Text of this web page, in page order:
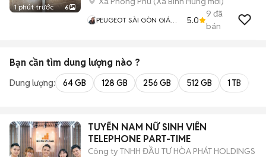
1 phút trước 6
PEUGEOT SÀI GÒN GIÁ
5.0
9 đã
bán
Bạn cần tìm dung lượng nào ?
Dung lượng: 64 GB 128 GB 256 GB 512 GB 1 TB
TUYỂN NAM NỮ SINH VIÊN
TELEPHONE PART-TIME
Công ty TNHH ĐẦU TƯ HÒA PHÁT HOLDINGS